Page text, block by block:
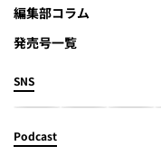
編集部コラム
発売号一覧
SNS
Podcast